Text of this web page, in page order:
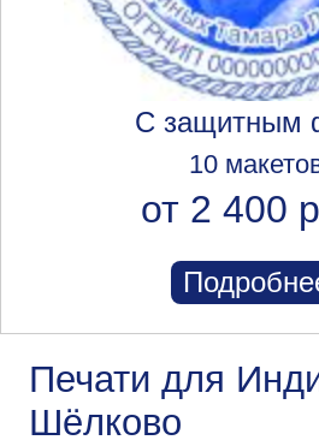
С защитным
10
от 2 400
Печати для
Шёлково